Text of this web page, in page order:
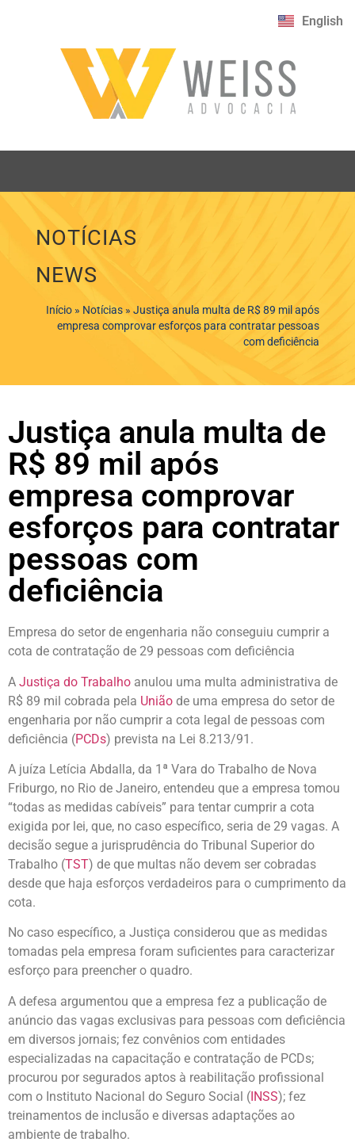
English
NOTÍCIAS
NEWS
Início » Notícias » Justiça anula multa de R$ 89 mil após
empresa comprovar esforços para contratar pessoas
com deficiência
Justiça anula multa de
R$ 89 mil após
empresa comprovar
esforços para contratar
pessoas com
deficiência
Empresa do setor de engenharia não conseguiu cumprir a
cota de contratação de 29 pessoas com deficiência
A Justiça do Trabalho anulou uma multa administrativa de
R$ 89 mil cobrada pela União de uma empresa do setor de
engenharia por não cumprir a cota legal de pessoas com
deficiência (PCDs) prevista na Lei 8.213/91.
A juíza Letícia Abdalla, da 1ª Vara do Trabalho de Nova
Friburgo, no Rio de Janeiro, entendeu que a empresa tomou
“todas as medidas cabíveis” para tentar cumprir a cota
exigida por lei, que, no caso específico, seria de 29 vagas. A
decisão segue a jurisprudência do Tribunal Superior do
Trabalho (TST) de que multas não devem ser cobradas
desde que haja esforços verdadeiros para o cumprimento da
cota.
No caso específico, a Justiça considerou que as medidas
tomadas pela empresa foram suficientes para caracterizar
esforço para preencher o quadro.
A defesa argumentou que a empresa fez a publicação de
anúncio das vagas exclusivas para pessoas com deficiência
em diversos jornais; fez convênios com entidades
especializadas na capacitação e contratação de PCDs;
procurou por segurados aptos à reabilitação profissional
com o Instituto Nacional do Seguro Social (INSS); fez
treinamentos de inclusão e diversas adaptações ao
ambiente de trabalho.